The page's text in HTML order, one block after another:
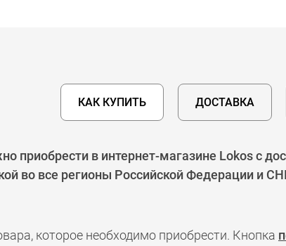
КАК КУПИТЬ ДОСТАВКА
в интернет-магазине Lokos с
во все регионы Российской Федерации и
которое необходимо приобрести. Кнопка